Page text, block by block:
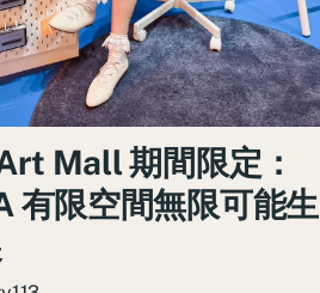
Mall 期間限定：
有限空間無限可能生